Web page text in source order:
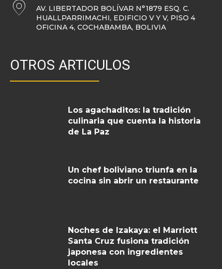
AV. LIBERTADOR BOLÍVAR N°1879 ESQ. C.
HUALLPARRIMACHI, EDIFICIO V Y V, PISO 4
OFICINA 4, COCHABAMBA, BOLIVIA
OTROS ARTICULOS
Los agachaditos: la tradición
culinaria que cuenta la historia
de La Paz
Un chef boliviano triunfa en la
cocina sin abrir un restaurante
Noches de Izakaya: el Marriott
Santa Cruz fusiona tradición
japonesa con ingredientes
locales